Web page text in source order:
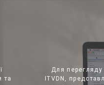
та
Для перегляду
ITVDN,